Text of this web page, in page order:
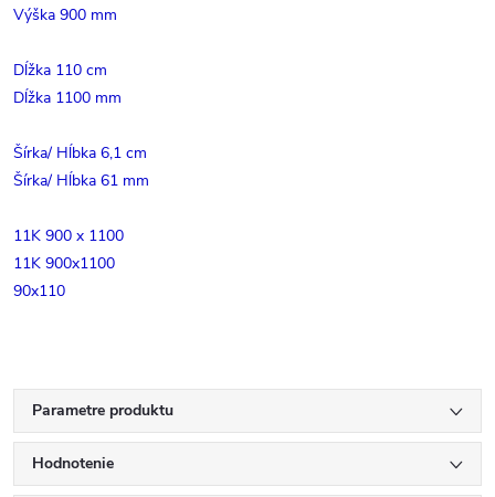
Výška 900 mm
Dĺžka 110 cm
Dĺžka 1100 mm
Šírka/ Hĺbka 6,1 cm
Šírka/ Hĺbka 61 mm
11K 900 x 1100
11K 900x1100
90x110
Parametre produktu
Hodnotenie